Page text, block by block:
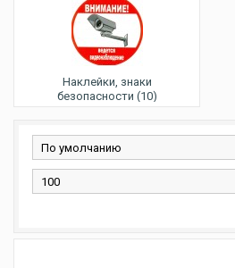
Наклейки, знаки
безопасности (10)